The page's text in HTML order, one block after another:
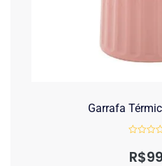
Garrafa
de
R$